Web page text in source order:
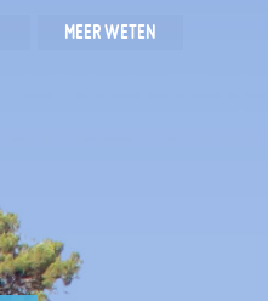
MEER WETEN